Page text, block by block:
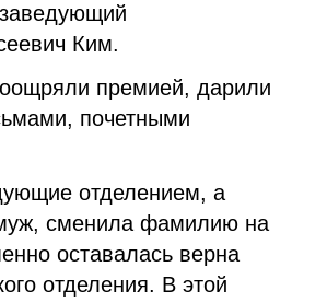
Ким.
премией, дарили
почетными
отделением, а
сменила фамилию на
оставалась верна
отделения. В этой